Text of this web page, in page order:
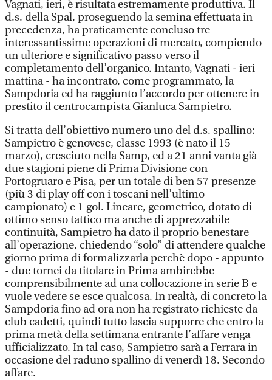
Vagnati, ieri, è risultata estremamente produttiva. Il
d.s. della Spal, proseguendo la semina effettuata in
precedenza, ha praticamente concluso tre
interessantissime operazioni di mercato, compiendo
un ulteriore e significativo passo verso il
completamento dell’organico. Intanto, Vagnati - ieri
mattina - ha incontrato, come programmato, la
Sampdoria ed ha raggiunto l’accordo per ottenere in
prestito il centrocampista Gianluca Sampietro.
Si tratta dell’obiettivo numero uno del d.s. spallino:
Sampietro è genovese, classe 1993 (è nato il 15
marzo), cresciuto nella Samp, ed a 21 anni vanta già
due stagioni piene di Prima Divisione con
Portogruaro e Pisa, per un totale di ben 57 presenze
(più 3 di play off con i toscani nell’ultimo
campionato) e 1 gol. Lineare, geometrico, dotato di
ottimo senso tattico ma anche di apprezzabile
continuità, Sampietro ha dato il proprio benestare
all’operazione, chiedendo “solo” di attendere qualche
giorno prima di formalizzarla perchè dopo - appunto
- due tornei da titolare in Prima ambirebbe
comprensibilmente ad una collocazione in serie B e
vuole vedere se esce qualcosa. In realtà, di concreto la
Sampdoria fino ad ora non ha registrato richieste da
club cadetti, quindi tutto lascia supporre che entro la
prima metà della settimana entrante l’affare venga
ufficializzato. In tal caso, Sampietro sarà a Ferrara in
occasione del raduno spallino di venerdì 18. Secondo
affare.